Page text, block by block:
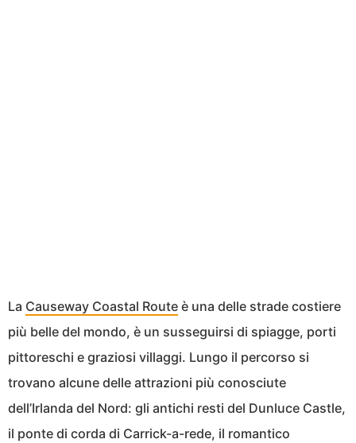
La Causeway Coastal Route è una delle strade costiere
più belle del mondo, è un susseguirsi di spiagge, porti
pittoreschi e graziosi villaggi. Lungo il percorso si
trovano alcune delle attrazioni più conosciute
dell’Irlanda del Nord: gli antichi resti del Dunluce Castle,
il ponte di corda di Carrick-a-rede, il romantico